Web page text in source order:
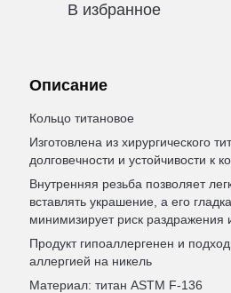
В избранное
Описание
Кольцо титановое
Изготовлена из хирургического
долговечности и устойчивости к
Внутренняя резьба позволяет
вставлять украшение, а его
минимизирует риск раздражения
Продукт гипоаллергенен и
аллергией на никель
Материал: титан ASTM F-136